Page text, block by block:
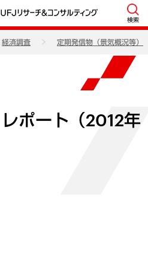
検索
経済調査 定期発信物（景気概況等）
ポート（2012年